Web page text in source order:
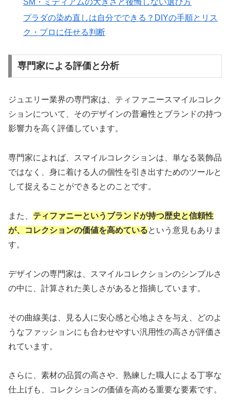
プラダの染め直しは自分でできる？DIYの手順とリス
ク・プロに任せる判断
専門家による評価と分析
ジュエリー業界の専門家は、ティファニースマイルコレク
ションについて、そのデザインの普遍性とブランドの持つ
影響力を高く評価しています。
専門家によれば、スマイルコレクションは、単なる装飾品
ではなく、身に着ける人の個性を引き出すためのツールと
して捉えることができるとのことです。
また、 ティファニーというブランドが持つ歴史と信頼性
が、コレクションの価値を高めているという意見もありま
す。
デザインの専門家は、スマイルコレクションのシンプルさ
の中に、計算された美しさがあると指摘しています。
その曲線美は、見る人に安心感と心地よさを与え、どのよ
うなファッションにも合わせやすい汎用性の高さが評価さ
れています。
さらに、素材の品質の高さや、熟練した職人による丁寧な
仕上げも、コレクションの価値を高める重要な要素です。